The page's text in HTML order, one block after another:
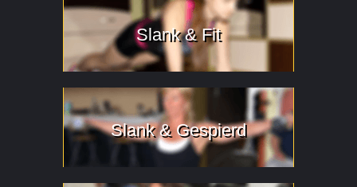
Slank & Fit
Slank & Gespierd